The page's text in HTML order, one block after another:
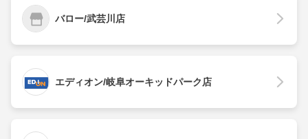
バロー/武芸川店
エディオン/岐阜オーキッドパーク店